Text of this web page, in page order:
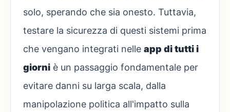
solo, sperando che sia onesto. Tuttavia,
testare la sicurezza di questi sistemi prima
che vengano integrati nelle app di tutti i
giorni è un passaggio fondamentale per
evitare danni su larga scala, dalla
manipolazione politica all'impatto sulla